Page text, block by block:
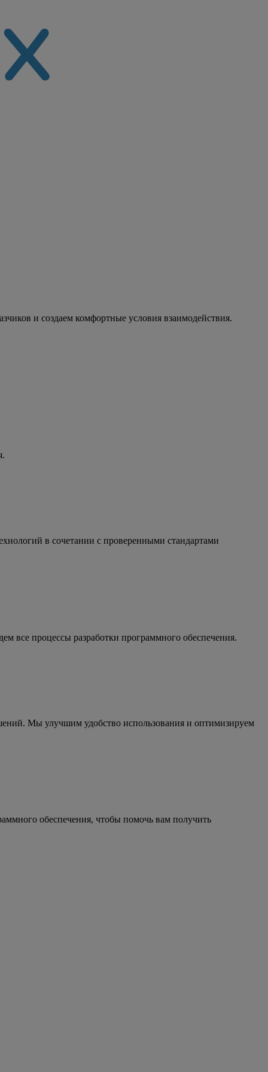
и создаем комфортные условия взаимодействия.
в сочетании с проверенными стандартами
все процессы разработки программного обеспечения.
Мы улучшим удобство использования и оптимизируем
обеспечения, чтобы помочь вам получить